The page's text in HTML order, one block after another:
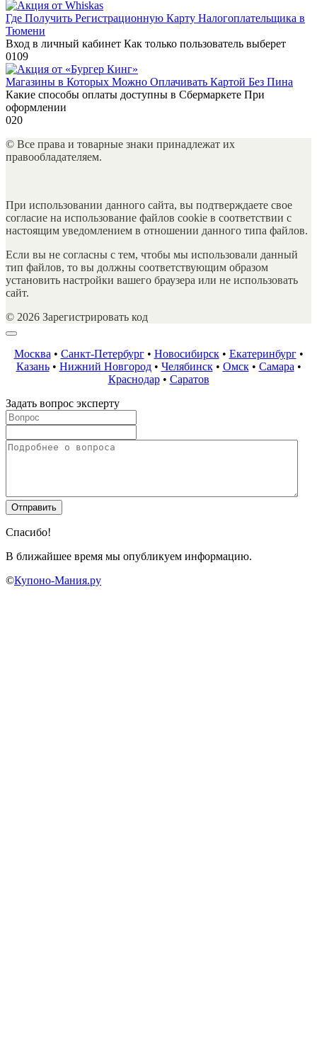
Где Получить Регистрационную Карту Налогоплательщика в
Тюмени
Вход в личный кабинет Как только пользователь выберет
0109
Магазины в Которых Можно Оплачивать Картой Без Пина
Какие способы оплаты доступны в Сбермаркете При
оформлении
020
© Все права и товарные знаки принадлежат их
правообладателяем.
При использовании данного сайта, вы подтверждаете свое
согласие на использование файлов cookie в соответствии с
настоящим уведомлением в отношении данного типа файлов.
Если вы не согласны с тем, чтобы мы использовали данный
тип файлов, то вы должны соответствующим образом
установить настройки вашего браузера или не использовать
сайт.
© 2026 Зарегистрировать код
Москва • Санкт-Петербург• Новосибирск• Екатеринбург•
Казань• Нижний Новгород• Челябинск• Омск• Самара •
Краснодар• Саратов
Задать вопрос эксперту
Спасибо!
В ближайшее время мы опубликуем информацию.
©Купоно-Мания.ру